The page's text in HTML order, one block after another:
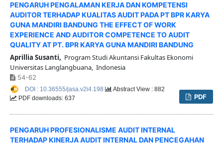
PENGARUH PENGALAMAN KERJA DAN KOMPETENSI
AUDITOR TERHADAP KUALITAS AUDIT PADA PT BPR KARYA
GUNA MANDIRI BANDUNG THE EFFECT OF WORK
EXPERIENCE AND AUDITOR COMPETENCE TO AUDIT
QUALITY AT PT. BPR KARYA GUNA MANDIRI BANDUNG
Aprillia Susanti, Program Studi Akuntansi Fakultas Ekonomi
Universitas Langlangbuana, Indonesia
54-62
PDF
DOI : 10.36555/jasa.v2i4.198
Abstract View : 882
PDF downloads: 637
PENGARUH PROFESIONALISME AUDIT INTERNAL
TERHADAP KINERJA AUDIT INTERNAL DAN PENCEGAHAN